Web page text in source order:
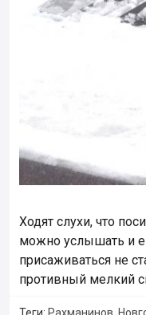
Ходят слухи, что
можно услышать и
присаживаться не
противный мелкий